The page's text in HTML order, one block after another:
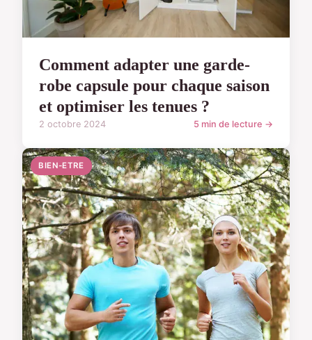
Comment adapter une garde-
robe capsule pour chaque saison
et optimiser les tenues ?
2 octobre 2024 5 min de lecture →
BIEN-ETRE